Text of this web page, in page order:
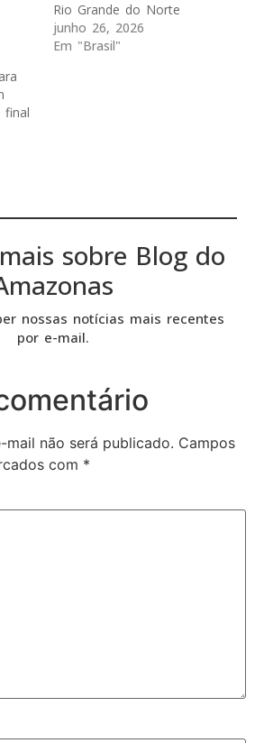
Rio Grande do Norte
junho 26, 2026
Em "Brasil"
final
sobre Blog do
nossas notícias mais recentes
por e-mail.
mail não será publicado. Campos
com *